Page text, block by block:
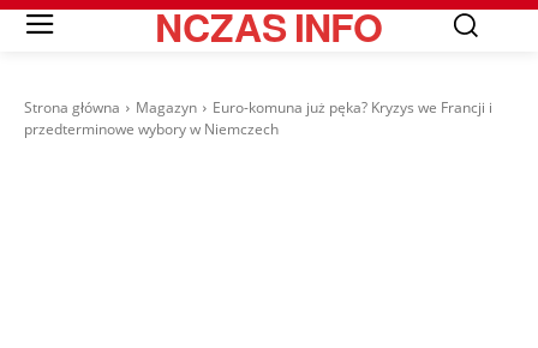
NCZASINFO
Strona główna Magazyn
Euro-komuna już pęka? Kryzys we Francji i
przedterminowe wybory w Niemczech